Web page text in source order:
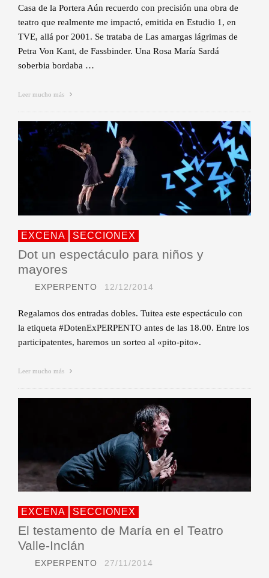
Casa de la Portera Aún recuerdo con precisión una obra de
teatro que realmente me impactó, emitida en Estudio 1, en
TVE, allá por 2001. Se trataba de Las amargas lágrimas de
Petra Von Kant, de Fassbinder. Una Rosa María Sardá
soberbia bordaba …
Leer mucho más
EXCENA SECCIONEX
Dot un espectáculo para niños y
mayores
EXPERPENTO 12/12/2014
Regalamos dos entradas dobles. Tuitea este espectáculo con
la etiqueta #DotenExPERPENTO antes de las 18.00. Entre los
participatentes, haremos un sorteo al «pito-pito».
Leer mucho más
EXCENA SECCIONEX
El testamento de María en el Teatro
Valle-Inclán
EXPERPENTO 27/11/2014